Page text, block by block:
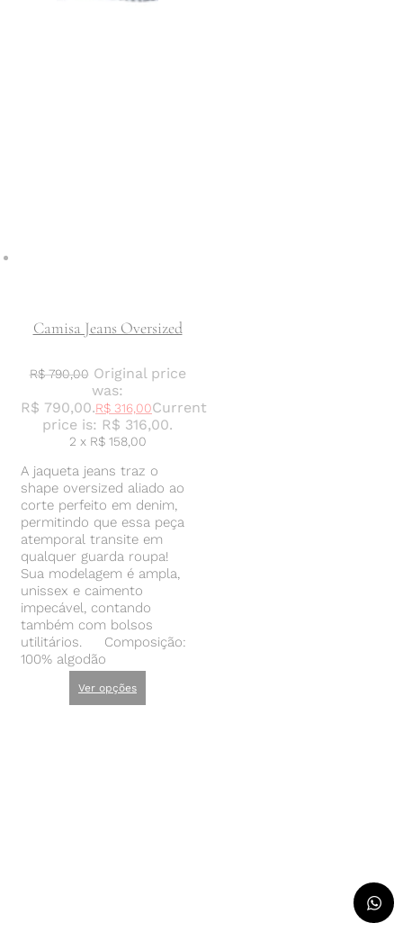
Camisa Jeans Oversized
R$790,00 Original price
was:
R$ 790,00.R$ 316,00Current
price is: R$ 316,00.
2 x R$158,00
A jaqueta jeans traz o
shape oversized aliado ao
corte perfeito em denim,
permitindo que essa peça
atemporal transite em
qualquer guarda roupa!
Sua modelagem é ampla,
unissex e caimento
impecável, contando
também com bolsos
utilitários. Composição:
100% algodão
Ver opções